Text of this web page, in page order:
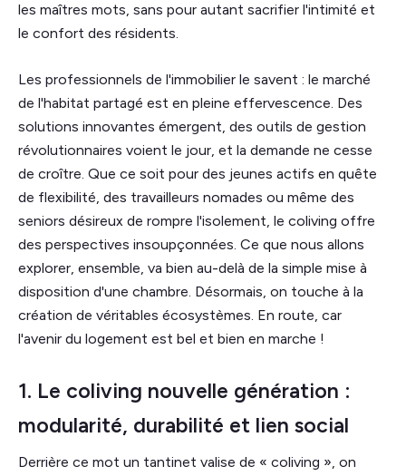
les maîtres mots, sans pour autant sacrifier l'intimité et
le confort des résidents.
Les professionnels de l'immobilier le savent : le marché
de l'habitat partagé est en pleine effervescence. Des
solutions innovantes émergent, des outils de gestion
révolutionnaires voient le jour, et la demande ne cesse
de croître. Que ce soit pour des jeunes actifs en quête
de flexibilité, des travailleurs nomades ou même des
seniors désireux de rompre l'isolement, le coliving offre
des perspectives insoupçonnées. Ce que nous allons
explorer, ensemble, va bien au-delà de la simple mise à
disposition d'une chambre. Désormais, on touche à la
création de véritables écosystèmes. En route, car
l'avenir du logement est bel et bien en marche !
1. Le coliving nouvelle génération :
modularité, durabilité et lien social
Derrière ce mot un tantinet valise de « coliving », on